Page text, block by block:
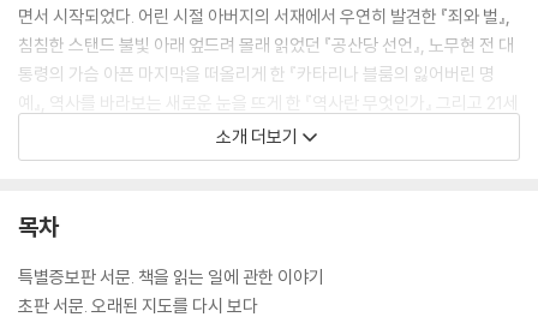
면서 시작되었다. 어린 시절 아버지의 서재에서 우연히 발견한 『죄와 벌』,
침침한 스탠드 불빛 아래 엎드려 몰래 읽었던 『공산당 선언』, 노무현 전 대
통령의 가슴 아픈 마지막을 떠올리게 한 『카타리나 블룸의 잃어버린 명
예』, 역사를 바라보는 새로운 눈을 뜨게 한 『역사란 무엇인가』 그리고 21세
기가 된 지 한참이 지난 지금 다시 자유의 가치를 떠올리게 한 『자유론』까
지. 누구보다 뜨거웠던 청년 유시민을 만든 원천이자, 오늘의 유시민이 자
다.
“사람들은 왜 모두 부자가 되고 싶어 할까?”, “인간은 원래 이기적인 존재
일까?”, “내 머리로 생각한다는 것은 과연 무엇일까?”, “사실은 어떻게 왜
소개 더보기
목차
특별증보판 서문. 책을 읽는 일에 관한 이야기
초판 서문. 오래된 지도를 다시 보다